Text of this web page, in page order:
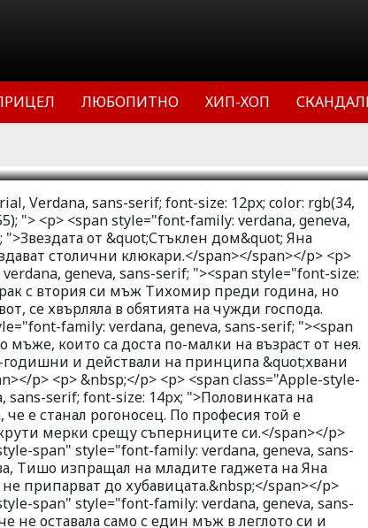
ЛЮБОПИТНО ХИП-ХОП
Маринова пак кръшка на
клюкари. Русокосата
си мъж Тихомир преди
си семеен живот, се
господа.
Verdana, sans-serif; font-size: 12px; color: rgb(34,
"> <p> <span style="font-family: verdana, geneva,
от &quot;Стъклен дом&quot; Яна
столични клюкари.</span></span></p> <p>
geneva, sans-serif; "><span style="font-size:
с втория си мъж Тихомир преди година, но
се хвърляла в обятията на чужди господа.
family: verdana, geneva, sans-serif; "><span
мъже, които са доста по-малки на възраст от нея.
и действали на принципа &quot;хвани
p> <p> &nbsp;</p> <p> <span class="Apple-style-
serif; font-size: 14px; ">Половинката на
е станал рогоносец. По професия той е
мерки срещу съперниците си.</span></p>
span" style="font-family: verdana, geneva, sans-
Тишо изпращал на младите гаджета на Яна
припарват до хубавицата.&nbsp;</span></p>
span" style="font-family: verdana, geneva, sans-
не оставала само с един мъж в леглото си и